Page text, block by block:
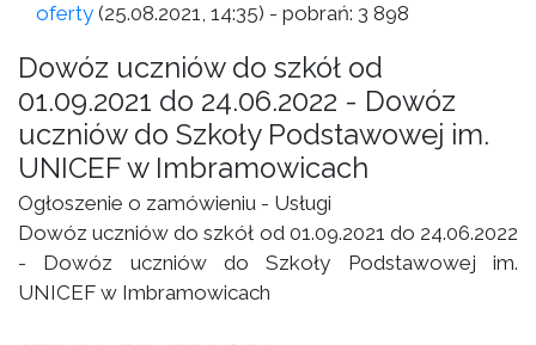
oferty (25.08.2021, 14:35) - pobrań: 3 898
Dowóz uczniów do szkół od
01.09.2021 do 24.06.2022 - Dowóz
uczniów do Szkoły Podstawowej im.
UNICEF w Imbramowicach
Ogłoszenie o zamówieniu - Usługi
Dowóz uczniów do szkół od 01.09.2021 do 24.06.2022
- Dowóz uczniów do Szkoły Podstawowej im.
UNICEF w Imbramowicach